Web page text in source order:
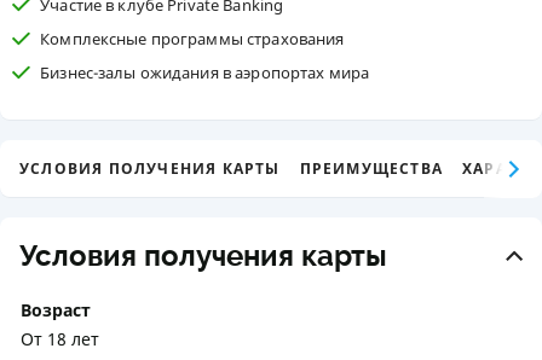
Участие в клубе Private Banking
Комплексные программы страхования
Бизнес-залы ожидания в аэропортах мира
УСЛОВИЯ ПОЛУЧЕНИЯ КАРТЫ ПРЕИМУЩЕСТВА
Условия получения карты
Возраст
От 18 лет